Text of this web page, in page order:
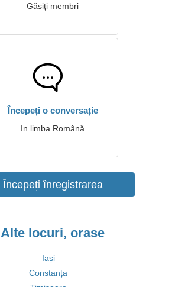
Găsiți membri
Începeți o conversație
In limba Română
Începeți înregistrarea
Alte locuri, orase
Iași
Constanța